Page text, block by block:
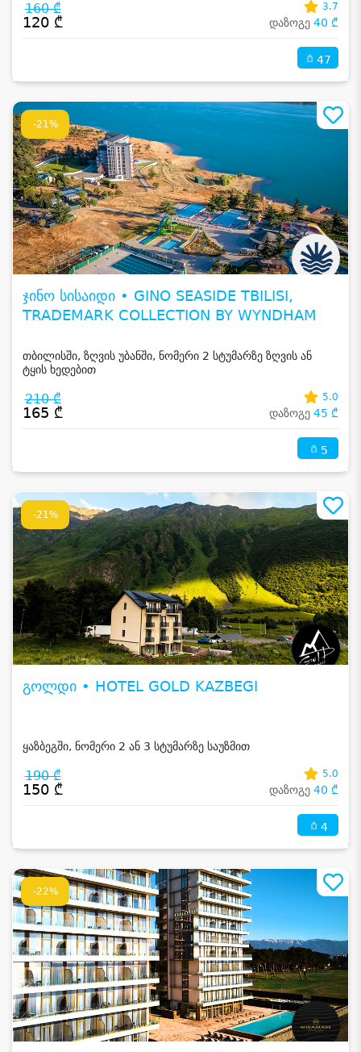
160 ₾
120 ₾
3.7
დაზოგე 40 ₾
47
-21%
ჯინო სისაიდი • GINO SEASIDE TBILISI,
TRADEMARK COLLECTION BY WYNDHAM
თბილისში, ზღვის უბანში, ნომერი 2 სტუმარზე ზღვის ან
ტყის ხედებით
210 ₾
165 ₾
5.0
დაზოგე 45 ₾
5
-21%
გოლდი • HOTEL GOLD KAZBEGI
ყაზბეგში, ნომერი 2 ან 3 სტუმარზე საუზმით
190 ₾
150 ₾
5.0
დაზოგე 40 ₾
4
-22%